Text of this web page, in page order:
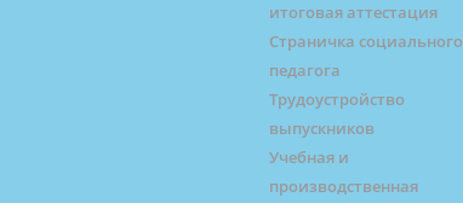
итоговая аттестация
Страничка социального
педагога
Трудоустройство
выпускников
Учебная и
производственная